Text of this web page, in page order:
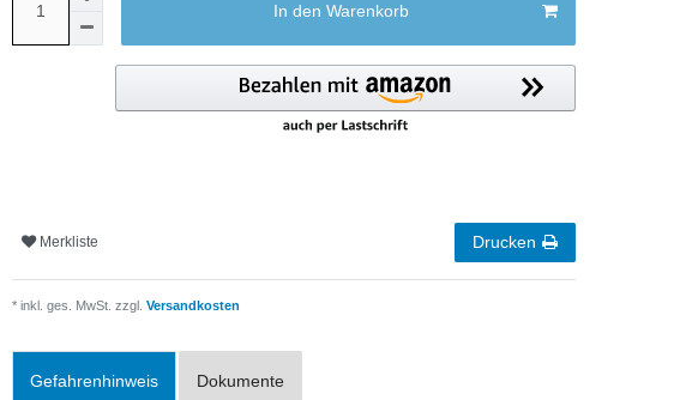
In den Warenkorb
Merkliste Drucken
* inkl. ges. MwSt. zzgl. Versandkosten
Gefahrenhinweis Dokumente